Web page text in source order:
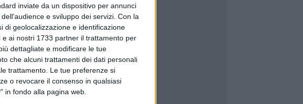
inviate da un dispositivo per annunci
e sviluppo dei servizi. Con la
di geolocalizzazione e identificazione
ai nostri 1733 partner il trattamento per
dettagliate e modificare le tue
che alcuni trattamenti dei dati personali
trattamento. Le tue preferenze si
o revocare il consenso in qualsiasi
in fondo alla pagina web.
con il